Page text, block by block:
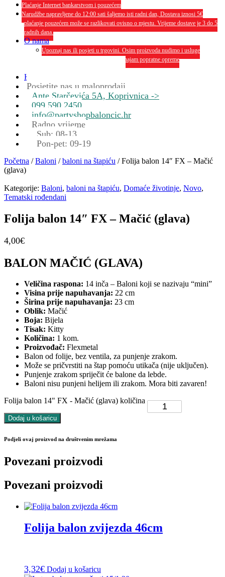
Plaćanje Internet bankarstvom i pouzećem
Narudžbe napravljene do 12:00 sati šaljemo isti radni dan, Dostava iznosi 5€
plaćanje pouzećem može se razlikovati ovisno o mjestu. Vrijeme dostave je 3 do 5
radnih dana.
O nama
Upoznaj nas ili posjeti u trgovini. Osim proizvoda nudimo i usluge
dekoriranja interijera i eksterija te najam popratne opreme
Kontakt
Posjetite nas u maloprodaji
Ante Starčevića 5A, Koprivnica ->
099 590 2450
info@partyshopbaloncic.hr
Radno vrijeme
Sub: 08-13
Pon-pet: 09-19
Početna /Baloni /baloni na štapiću / Folija balon 14″ FX – Mačić
(glava)
Kategorije: Baloni, baloni na štapiću, Domaće životinje, Novo,
Tematski rođendani
Folija balon 14″ FX – Mačić (glava)
4,00€
BALON MAČIĆ (GLAVA)
Veličina raspona: 14 inča – Baloni koji se nazivaju “mini”
Visina prije napuhavanja: 22 cm
Širina prije napuhavanja: 23 cm
Oblik: Mačić
Boja: Bijela
Tisak: Kitty
Količina: 1 kom.
Proizvođač: Flexmetal
Balon od folije, bez ventila, za punjenje zrakom.
Može se pričvrstiti na štap pomoću utikača (nije uključen).
Punjenje zrakom spriječit će balone da lebde.
Baloni nisu punjeni helijem ili zrakom. Mora biti zavaren!
Folija balon 14" FX - Mačić (glava) količina
Dodaj u košaricu
Podjeli ovaj proizvod na društvenim mrežama
Povezani proizvodi
Povezani proizvodi
Folija balon zvijezda 46cm
3,32€ Dodaj u košaricu